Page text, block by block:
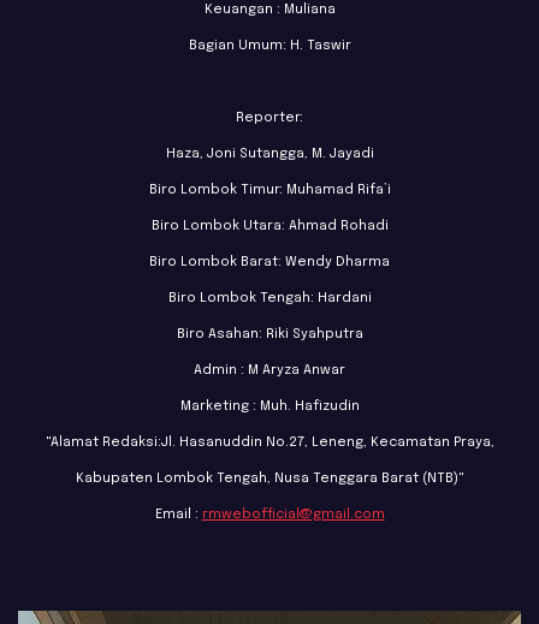
Keuangan : Muliana
Bagian Umum: H. Taswir
Reporter:
Haza, Joni Sutangga, M. Jayadi
Biro Lombok Timur: Muhamad Rifa’i
Biro Lombok Utara: Ahmad Rohadi
Biro Lombok Barat: Wendy Dharma
Biro Lombok Tengah: Hardani
Biro Asahan: Riki Syahputra
Admin : M Aryza Anwar
Marketing : Muh. Hafizudin
"Alamat Redaksi:Jl. Hasanuddin No.27, Leneng, Kecamatan Praya,
Kabupaten Lombok Tengah, Nusa Tenggara Barat (NTB)"
Email : rmwebofficial@gmail.com